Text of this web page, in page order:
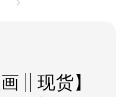
|| 现货】